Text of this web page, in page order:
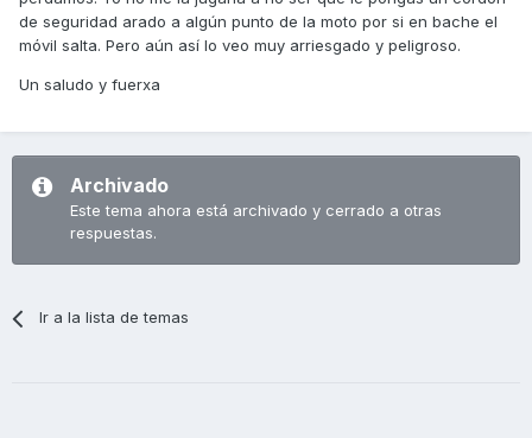
576262568635&ref=&adgrpid=102489896561&th=1
https://www.amazon.es/dp/B08L8SBHGP/ref=vp_d_pb_TIER4
_p13sess_lp_B08V5J2HN9_pd?
r=d31dfaa1-2b8b-489e-8cfe-
5d2faad40152&pd_rd_wg=lzgmr
El pequeño es discreto y creo que se podría pegar fácil
entre la cúpula y el salpicadero.
de seguridad arado a algún punto de la moto por si en bache el
móvil salta. Pero aún así lo veo muy arriesgado y peligroso.
Un saludo y fuerxa
Archivado
Este tema ahora está archivado y cerrado a otras
respuestas.
Ir a la lista de temas